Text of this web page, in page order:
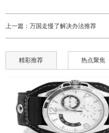
上一篇： 万国走慢了解决办法推荐
精彩推荐 热点聚焦